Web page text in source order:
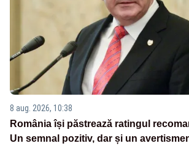
8 aug. 2026, 10:38
România își păstrează ratingul
Un semnal pozitiv, dar și un